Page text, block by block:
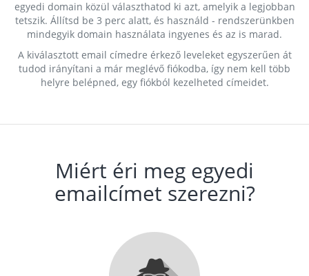
egyedi domain közül választhatod ki azt, amelyik a legjobban
tetszik. Állítsd be 3 perc alatt, és használd - rendszerünkben
mindegyik domain használata ingyenes és az is marad.
A kiválasztott email címedre érkező leveleket egyszerűen át
tudod irányítani a már meglévő fiókodba, így nem kell több
helyre belépned, egy fiókból kezelheted címeidet.
Miért éri meg egyedi
emailcímet szerezni?